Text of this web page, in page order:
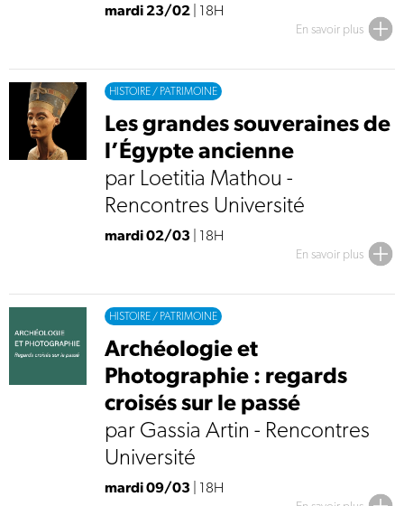
mardi 23/02| 18H
En savoir plus
HISTOIRE / PATRIMOINE
Les grandes souveraines de
l’Égypte ancienne
par Loetitia Mathou -
Rencontres Université
mardi 02/03 | 18H
En savoir plus
HISTOIRE / PATRIMOINE
Archéologie et
Photographie : regards
croisés sur le passé
par Gassia Artin - Rencontres
Université
mardi 09/03 | 18H